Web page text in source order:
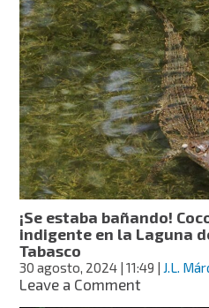
invaden
Oaxaca:
el
paso
de
John
los
arrastra
desde
la
Laguna
de
Ventanilla
¡Se estaba bañando!
indigente en la Laguna
Tabasco
30 agosto, 2024 | 11:49 | J.L.
Leave a Commenton